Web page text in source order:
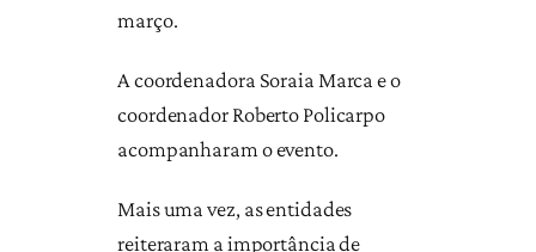
março.
A coordenadora Soraia Marca e o
coordenador Roberto Policarpo
acompanharam o evento.
Mais uma vez, as entidades
reiteraram a importância de